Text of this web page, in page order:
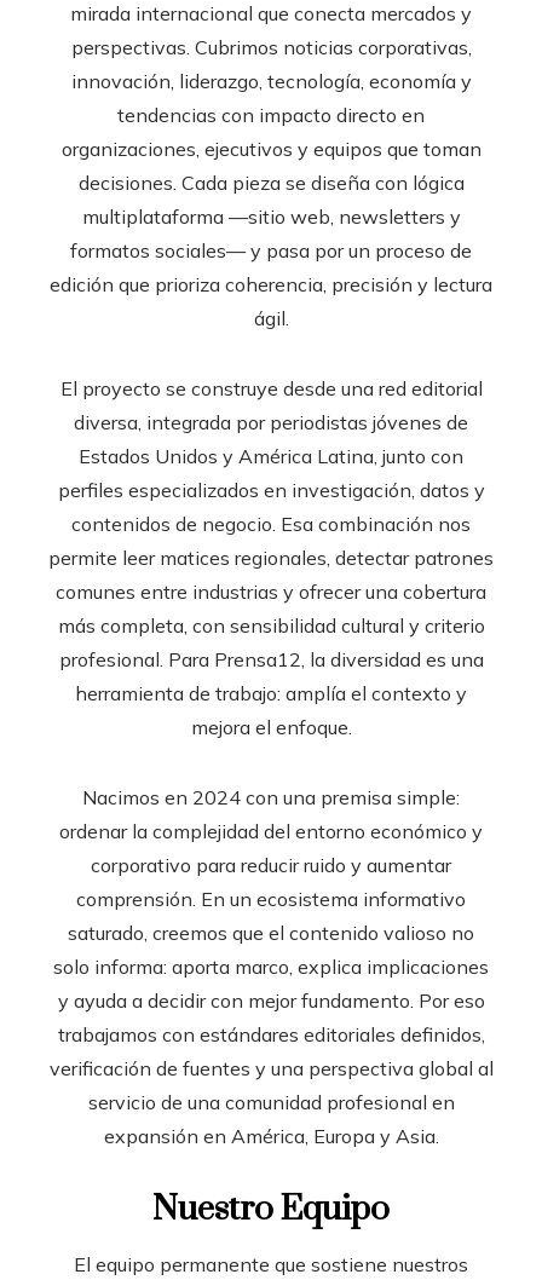
mirada internacional que conecta mercados y
perspectivas. Cubrimos noticias corporativas,
innovación, liderazgo, tecnología, economía y
tendencias con impacto directo en
organizaciones, ejecutivos y equipos que toman
decisiones. Cada pieza se diseña con lógica
multiplataforma —sitio web, newsletters y
formatos sociales— y pasa por un proceso de
edición que prioriza coherencia, precisión y lectura
ágil.
El proyecto se construye desde una red editorial
diversa, integrada por periodistas jóvenes de
Estados Unidos y América Latina, junto con
perfiles especializados en investigación, datos y
contenidos de negocio. Esa combinación nos
permite leer matices regionales, detectar patrones
comunes entre industrias y ofrecer una cobertura
más completa, con sensibilidad cultural y criterio
profesional. Para Prensa12, la diversidad es una
herramienta de trabajo: amplía el contexto y
mejora el enfoque.
Nacimos en 2024 con una premisa simple:
ordenar la complejidad del entorno económico y
corporativo para reducir ruido y aumentar
comprensión. En un ecosistema informativo
saturado, creemos que el contenido valioso no
solo informa: aporta marco, explica implicaciones
y ayuda a decidir con mejor fundamento. Por eso
trabajamos con estándares editoriales definidos,
verificación de fuentes y una perspectiva global al
servicio de una comunidad profesional en
expansión en América, Europa y Asia.
Nuestro Equipo
El equipo permanente que sostiene nuestros